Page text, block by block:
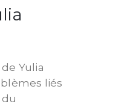
Yulia
liés